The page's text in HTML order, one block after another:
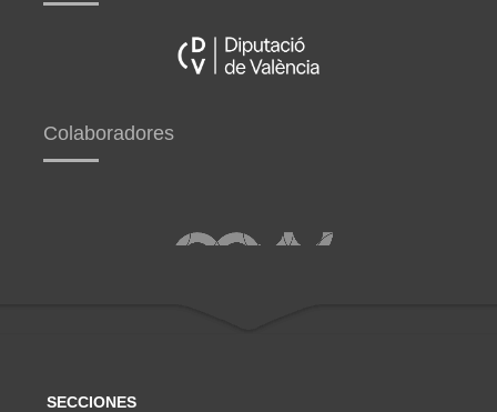
Colaboradores
SECCIONES